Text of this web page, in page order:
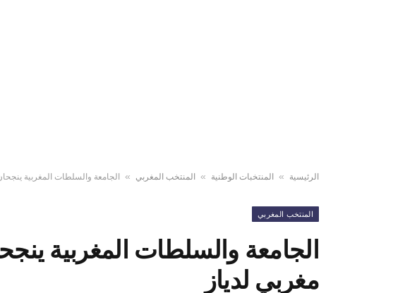
الرئيسية » المنتخبات الوطنية » المنتخب المغربي » الجامعة والسلطات المغربية
المنتخب المغربي
الجامعة والسلطات المغربية
مغربي لدياز